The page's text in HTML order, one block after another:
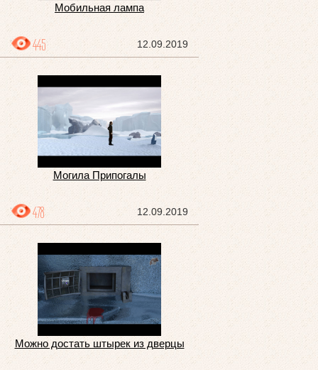
Мобильная лампа
12.09.2019
445
Могила Припогалы
12.09.2019
478
Можно достать штырек из дверцы